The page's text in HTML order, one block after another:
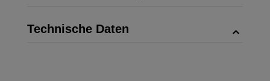
Technische Daten